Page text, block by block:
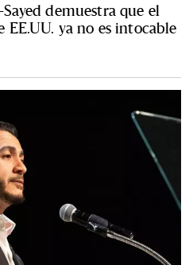
demuestra que el
ya no es intocable